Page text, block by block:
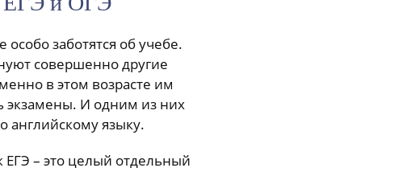
особо заботятся об учебе.
совершенно другие
в этом возрасте им
экзамены. И одним из них
английскому языку.
ЕГЭ – это целый отдельный